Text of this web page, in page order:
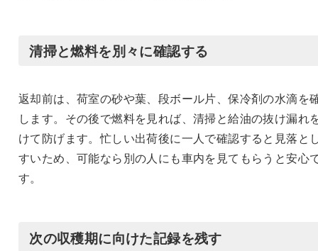
清掃と燃料を別々に確認する
返却前は、荷室の砂や葉、段ボール片、保冷剤の水滴を
します。その後で燃料を見れば、清掃と給油の抜け漏れ
けて防げます。忙しい出荷後に一人で確認すると見落と
すいため、可能なら別の人にも車内を見てもらうと安心
す。
次の収穫期に向けた記録を残す